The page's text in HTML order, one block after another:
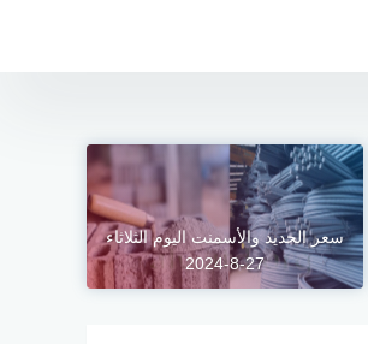
سعر الحديد والأسمنت اليوم الثلاثاء
27-8-2024